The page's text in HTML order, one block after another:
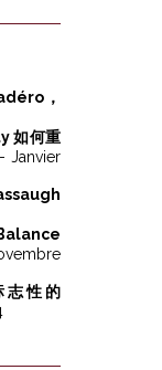
，
如何重
- Janvier
志性的